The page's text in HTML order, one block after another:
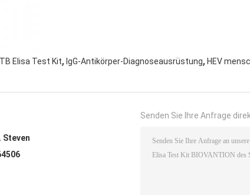
TB Elisa Test Kit, IgG-Antikörper-Diagnoseausrüstung, HEV
Steven
Senden Sie Ihre Anfrage